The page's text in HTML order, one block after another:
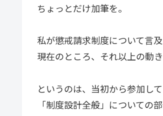
ちょっとだけ加筆を。
私が懲戒請求制度について言
現在のところ、それ以上の動
というのは、当初から参加し
「制度設計全般」についての